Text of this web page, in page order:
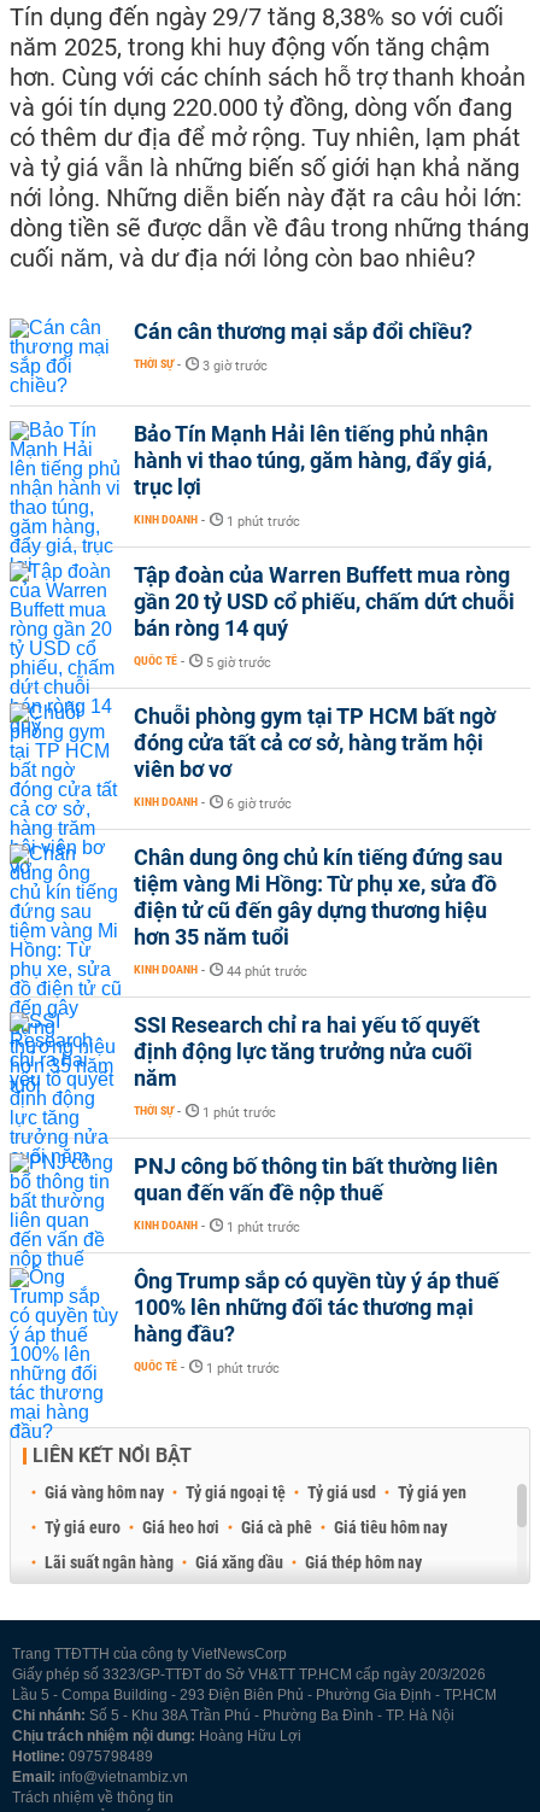
Tín dụng đến ngày 29/7 tăng 8,38% so với cuối
năm 2025, trong khi huy động vốn tăng chậm
hơn. Cùng với các chính sách hỗ trợ thanh khoản
và gói tín dụng 220.000 tỷ đồng, dòng vốn đang
có thêm dư địa để mở rộng. Tuy nhiên, lạm phát
và tỷ giá vẫn là những biến số giới hạn khả năng
nới lỏng. Những diễn biến này đặt ra câu hỏi lớn:
dòng tiền sẽ được dẫn về đâu trong những tháng
cuối năm, và dư địa nới lỏng còn bao nhiêu?
Cán cân thương mại sắp đổi chiều?
THỜI SỰ - 3 giờ trước
Bảo Tín Mạnh Hải lên tiếng phủ nhận
hành vi thao túng, găm hàng, đẩy giá,
trục lợi
KINH DOANH - 1 phút trước
Tập đoàn của Warren Buffett mua ròng
gần 20 tỷ USD cổ phiếu, chấm dứt chuỗi
bán ròng 14 quý
QUỐC TẾ - 5 giờ trước
Chuỗi phòng gym tại TP HCM bất ngờ
đóng cửa tất cả cơ sở, hàng trăm hội
viên bơ vơ
KINH DOANH - 6 giờ trước
Chân dung ông chủ kín tiếng đứng sau
tiệm vàng Mi Hồng: Từ phụ xe, sửa đồ
điện tử cũ đến gây dựng thương hiệu
hơn 35 năm tuổi
KINH DOANH - 44 phút trước
SSI Research chỉ ra hai yếu tố quyết
định động lực tăng trưởng nửa cuối
năm
THỜI SỰ - 1 phút trước
PNJ công bố thông tin bất thường liên
quan đến vấn đề nộp thuế
KINH DOANH - 1 phút trước
Ông Trump sắp có quyền tùy ý áp thuế
100% lên những đối tác thương mại
hàng đầu?
QUỐC TẾ - 1 phút trước
LIÊN KẾT NỔI BẬT
Giá vàng hôm nay Tỷ giá ngoại tệ Tỷ giá usd
Tỷ giá yen
Tỷ giá euro
Giá heo hơi Giá cà phê
Giá tiêu hôm nay
Lãi suất ngân hàng
Giá xăng dầu
Giá thép hôm nay
Trang TTĐTTH của công ty VietNewsCorp
Giấy phép số 3323/GP-TTĐT do Sở VH&TT TP.HCM cấp ngày 20/3/2026
Lầu 5 - Compa Building - 293 Điện Biên Phủ - Phường Gia Định - TP.HCM
Chi nhánh: Số 5 - Khu 38A Trần Phú - Phường Ba Đình - TP. Hà Nội
Chịu trách nhiệm nội dung: Hoàng Hữu Lợi
Hotline: 0975798489
Email: info@vietnambiz.vn
Trách nhiệm về thông tin